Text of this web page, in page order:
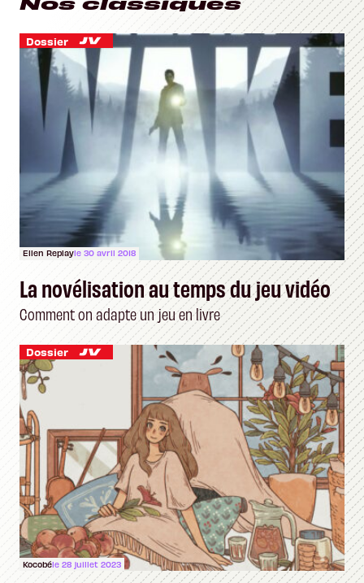
Dossier
Ellen Replayle 30 avril 2018
La novélisation au temps du jeu vidéo
Comment on adapte un jeu en livre
Dossier
Kocobéle 28 juillet 2023